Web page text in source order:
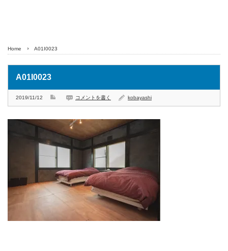
Home A01I0023
A01I0023
2019/11/12 コメントを書く kobayashi